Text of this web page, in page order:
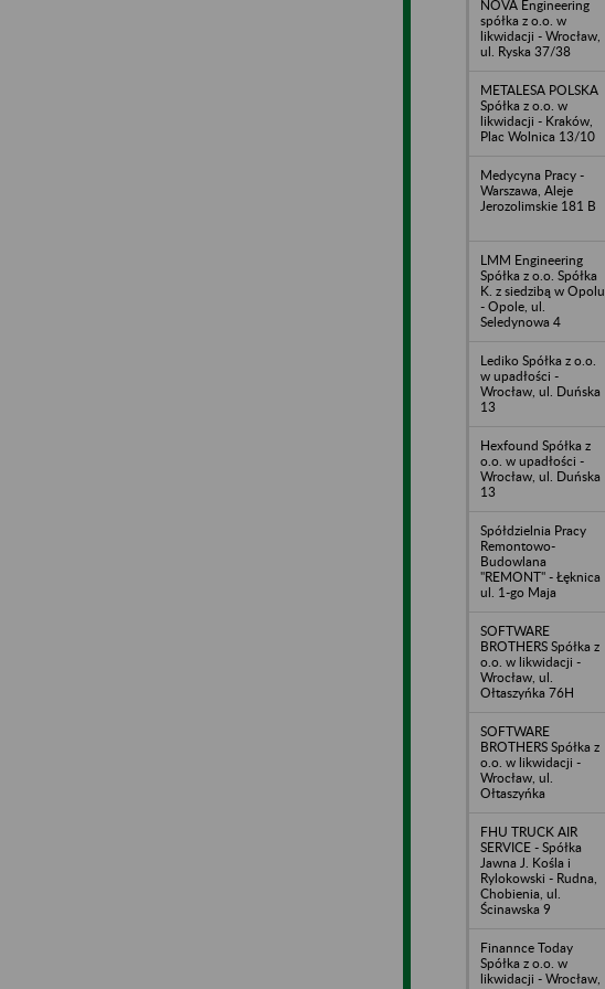
NOVA Engineering
spółka z o.o. w
likwidacji - Wrocław,
ul. Ryska 37/38
METALESA POLSKA
Spółka z o.o. w
likwidacji - Kraków,
Plac Wolnica 13/10
Medycyna Pracy -
Warszawa, Aleje
Jerozolimskie 181 B
LMM Engineering
Spółka z o.o. Spółka
K. z siedzibą w Opolu
- Opole, ul.
Seledynowa 4
Lediko Spółka z o.o.
w upadłości -
Wrocław, ul. Duńska
13
Hexfound Spółka z
o.o. w upadłości -
Wrocław, ul. Duńska
13
Spółdzielnia Pracy
Remontowo-
Budowlana
"REMONT" - Łęknica
ul. 1-go Maja
SOFTWARE
BROTHERS Spółka z
o.o. w likwidacji -
Wrocław, ul.
Ołtaszyńka 76H
SOFTWARE
BROTHERS Spółka z
o.o. w likwidacji -
Wrocław, ul.
Ołtaszyńka
FHU TRUCK AIR
SERVICE - Spółka
Jawna J. Kośla i
Rylokowski - Rudna,
Chobienia, ul.
Ścinawska 9
Finannce Today
Spółka z o.o. w
likwidacji - Wrocław,